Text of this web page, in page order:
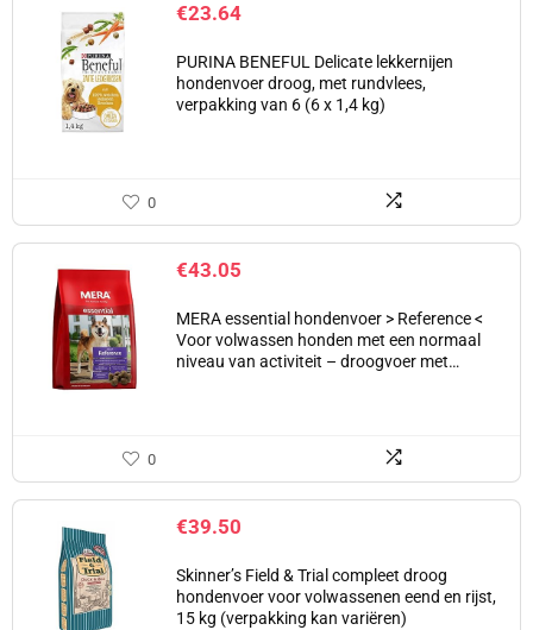
€23.64
PURINA BENEFUL Delicate lekkernijen
hondenvoer droog, met rundvlees,
verpakking van 6 (6 x 1,4 kg)
0
€43.05
MERA essential hondenvoer > Reference <
Voor volwassen honden met een normaal
niveau van activiteit – droogvoer met…
0
€39.50
Skinner’s Field & Trial compleet droog
hondenvoer voor volwassenen eend en rijst,
15 kg (verpakking kan variëren)